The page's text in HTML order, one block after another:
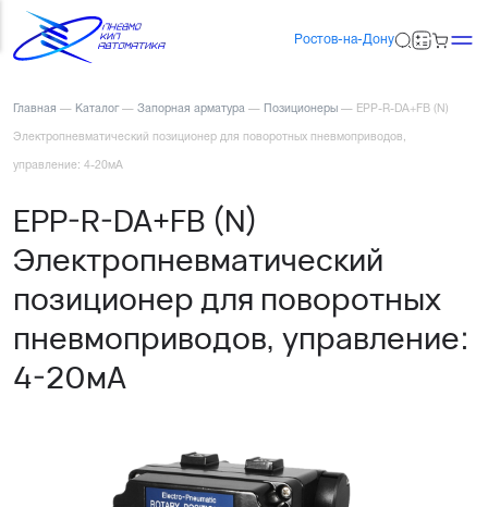
Ростов-на-Дону
Главная — Каталог — Запорная арматура — Позиционеры — EPP-R-DA+FB (N)
Электропневматический позиционер для поворотных пневмоприводов,
управление: 4-20мА
EPP-R-DA+FB (N)
Электропневматический
позиционер для поворотных
пневмоприводов, управление:
4-20мА